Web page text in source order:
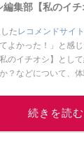
編集部【私のイ
た レコメンドサイ
よかった！」と感
のイチオシ】とし
？などについて、
このイ
続きを読む